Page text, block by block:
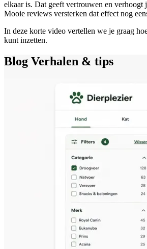
elkaar is. Dat geeft vertrouwen en verhoogt
Mooie reviews versterken dat effect nog
In deze korte video vertellen we je graag
kunt inzetten.
Blog Verhalen & tips